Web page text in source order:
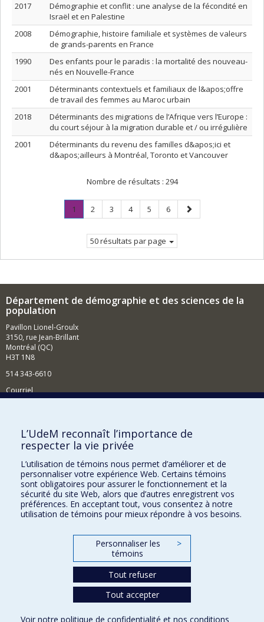
2017
Démographie et conflit : une analyse de la fécondité en
Israël et en Palestine
2008
Démographie, histoire familiale et systèmes de valeurs
de grands-parents en France
1990
Des enfants pour le paradis : la mortalité des nouveau-
nés en Nouvelle-France
2001
Déterminants contextuels et familiaux de l&apos;offre
de travail des femmes au Maroc urbain
2018
Déterminants des migrations de l’Afrique vers l’Europe :
du court séjour à la migration durable et / ou irrégulière
2001
Déterminants du revenu des familles d&apos;ici et
d&apos;ailleurs à Montréal, Toronto et Vancouver
Nombre de résultats : 294
Page
1
Page
Page
2 Page
3 Page
4 Page
5 Page
6
Page
suivante
50 résultats par page
Département de démographie et des sciences de la
population
Pavillon Lionel-Groulx
3150, rue Jean-Brillant
Montréal (QC)
H3T 1N8
514 343-6610
Courriel
Comment soutenir le Département?
BESOIN D'AIDE?
Plan du site
Signaler une erreur
Accessibilité
FACULTÉ DES ARTS ET DES SCIENCES
Nos départements et écoles
L’UdeM reconnaît l’importance de
respecter la vie privée
L’utilisation de témoins nous permet d’améliorer et de
personnaliser votre expérience Web. Certains témoins
sont obligatoires pour assurer le fonctionnement et la
sécurité du site Web, alors que d’autres enregistrent vos
préférences. En acceptant tout, vous consentez à notre
utilisation de témoins pour mieux répondre à vos besoins.
Personnaliser les
témoins
>
Tout refuser
Tout accepter
Voir notre politique de confidentialité et nos conditions